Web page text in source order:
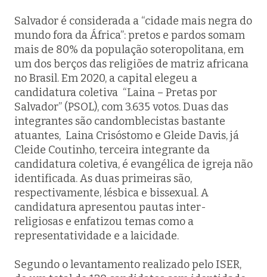
Salvador é considerada a “cidade mais negra do
mundo fora da África”: pretos e pardos somam
mais de 80% da população soteropolitana, em
um dos berços das religiões de matriz africana
no Brasil. Em 2020, a capital elegeu a
candidatura coletiva “Laina – Pretas por
Salvador” (PSOL), com 3.635 votos. Duas das
integrantes são candomblecistas bastante
atuantes, Laina Crisóstomo e Gleide Davis, já
Cleide Coutinho, terceira integrante da
candidatura coletiva, é evangélica de igreja não
identificada. As duas primeiras são,
respectivamente, lésbica e bissexual. A
candidatura apresentou pautas inter-
religiosas e enfatizou temas como a
representatividade e a laicidade.
Segundo o levantamento realizado pelo ISER,